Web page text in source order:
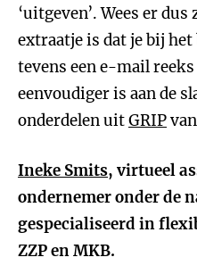
‘uitgeven’. Wees er
extraatje is dat je bij
tevens een e-mail
eenvoudiger is aan de
onderdelen uitGRIP
Ineke Smits, virtueel
ondernemer onder de
gespecialiseerd in
ZZP en MKB.